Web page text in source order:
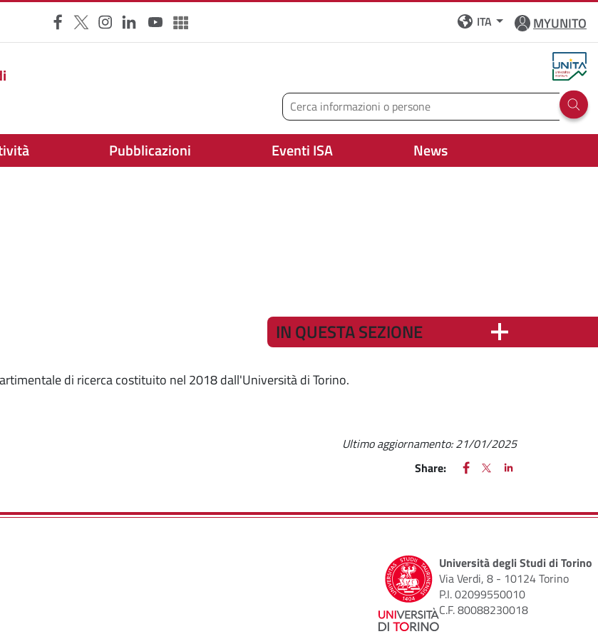
Facebook
X Instagram
LinkedInYouTubeAltri social
ITA MYUNITO
Cerca
Run
Pubblicazioni Eventi ISA News
IN QUESTA SEZIONE
di ricerca costituito nel 2018 dall'Università di Torino.
Ultimo aggiornamento:21/01/2025
Share:
FACEBOOK
(apre una nuova finestra)
X
(apre una nuova
LINKEDIN
(apre una nuova
Università degli Studi di Torino
Via Verdi, 8 - 10124 Torino
P.I. 02099550010
C.F. 80088230018